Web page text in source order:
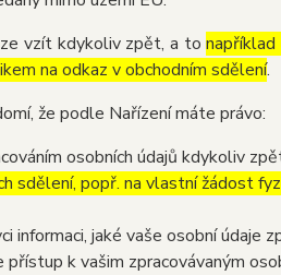
vzít kdykoliv zpět, a tonapříklad
na odkaz v obchodním sdělení.
že podle Nařízení máte právo:
osobních údajů kdykoliv
sdělení, popř. na vlastní žádost
informaci, jaké vaše osobní údaje
přístup k vašim zpracovávaným